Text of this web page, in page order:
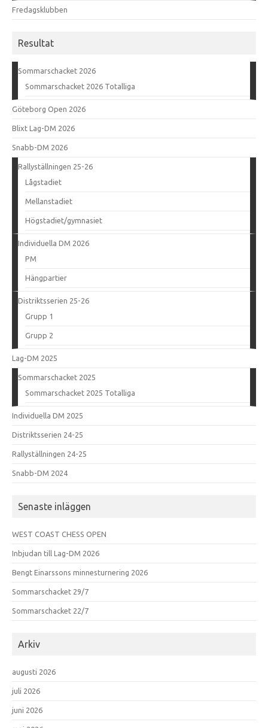
Fredagsklubben
Resultat
Sommarschacket 2026
Sommarschacket 2026 Totalliga
Göteborg Open 2026
Blixt Lag-DM 2026
Snabb-DM 2026
Rallyställningen 25-26
Lågstadiet
Mellanstadiet
Högstadiet/gymnasiet
Individuella DM 2026
PM
Hängpartier
Distriktsserien 25-26
Grupp 1
Grupp 2
Lag-DM 2025
Sommarschacket 2025
Sommarschacket 2025 Totalliga
Individuella DM 2025
Distriktsserien 24-25
Rallyställningen 24-25
Snabb-DM 2024
Senaste inläggen
WEST COAST CHESS OPEN
Inbjudan till Lag-DM 2026
Bengt Einarssons minnesturnering 2026
Sommarschacket 29/7
Sommarschacket 22/7
Arkiv
augusti 2026
juli 2026
juni 2026